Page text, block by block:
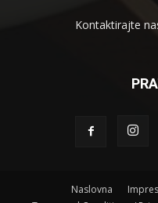
Kontaktirajte
Naslovna